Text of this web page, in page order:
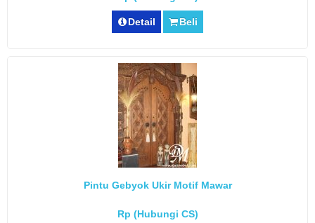
Detail Beli
Pintu Gebyok Ukir Motif Mawar
Rp (Hubungi CS)